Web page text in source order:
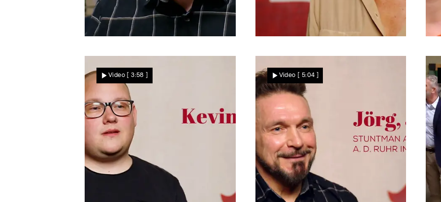
Essen und daten
gleichzeitig? Schwierig,
findet Jörg
Zwischen sie und ihre
Tochter passt kein Blatt
Papier
Video [ 3:58 ] Video [ 5:04 ]